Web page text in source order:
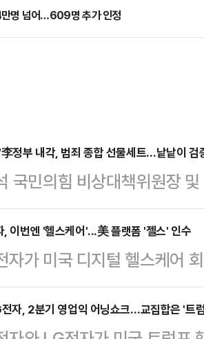
명 넘어…609명 추가 인정
정부 내각, 범죄 종합 선물세트…낱낱이 검
국민의힘 비상대책위원장
종합 선물세트가 아닌지 의
검증단'을 출범시켰다.송언
내대책회의에서 "이재명 대
데 이어 각 부처 장관 후보
문회가 시작되기도 전에 드
, 이번엔 '헬스케어'...美 플랫폼 '젤스' 인수
자가 미국 디지털 헬스케어
드 케어(Connected Care)'
인수 계약을 체결했다고 밝
전자, 2분기 영업익 어닝쇼크…교집합은 '트